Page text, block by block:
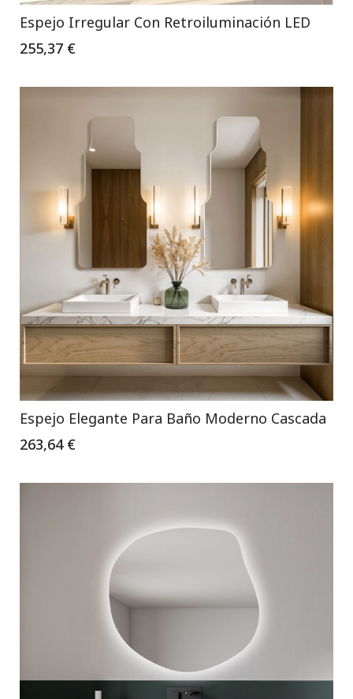
Espejo Irregular Con Retroiluminación LED
255,37 €
Espejo Elegante Para Baño Moderno Cascada
263,64 €